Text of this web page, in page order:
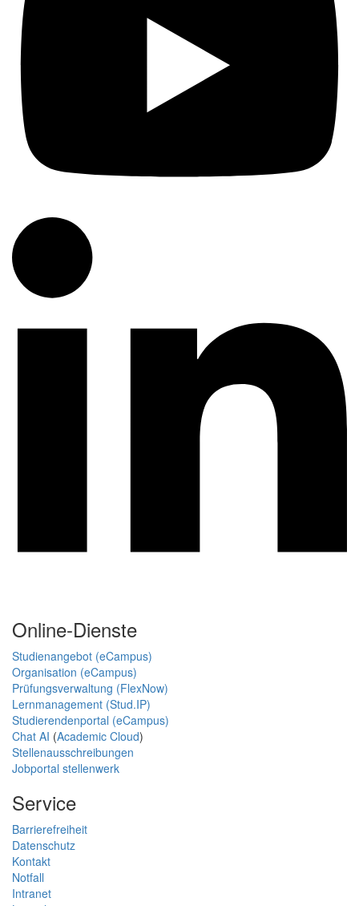
Online-Dienste
Studienangebot (eCampus)
Organisation (eCampus)
Prüfungsverwaltung (FlexNow)
Lernmanagement (Stud.IP)
Studierendenportal (eCampus)
Chat AI (Academic Cloud)
Stellenausschreibungen
Jobportal stellenwerk
Service
Barrierefreiheit
Datenschutz
Kontakt
Notfall
Intranet